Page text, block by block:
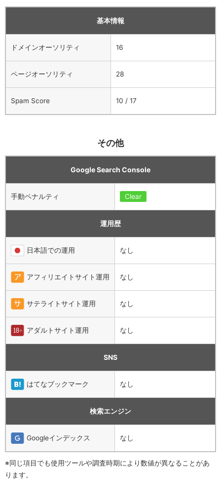
基本情報
ドメインオーソリティ 16
ページオーソリティ 28
Spam Score 10 / 17
その他
Google Search Console
手動ペナルティ Clear
運用歴
日本語での運用 なし
アフィリエイトサイト運用 なし
サテライトサイト運用 なし
アダルトサイト運用 なし
SNS
はてなブックマーク なし
検索エンジン
Googleインデックス なし
※同じ項目でも使用ツールや調査時期により数値が異なることがあ
ります。